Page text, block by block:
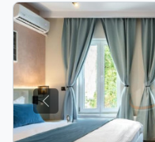
Previous